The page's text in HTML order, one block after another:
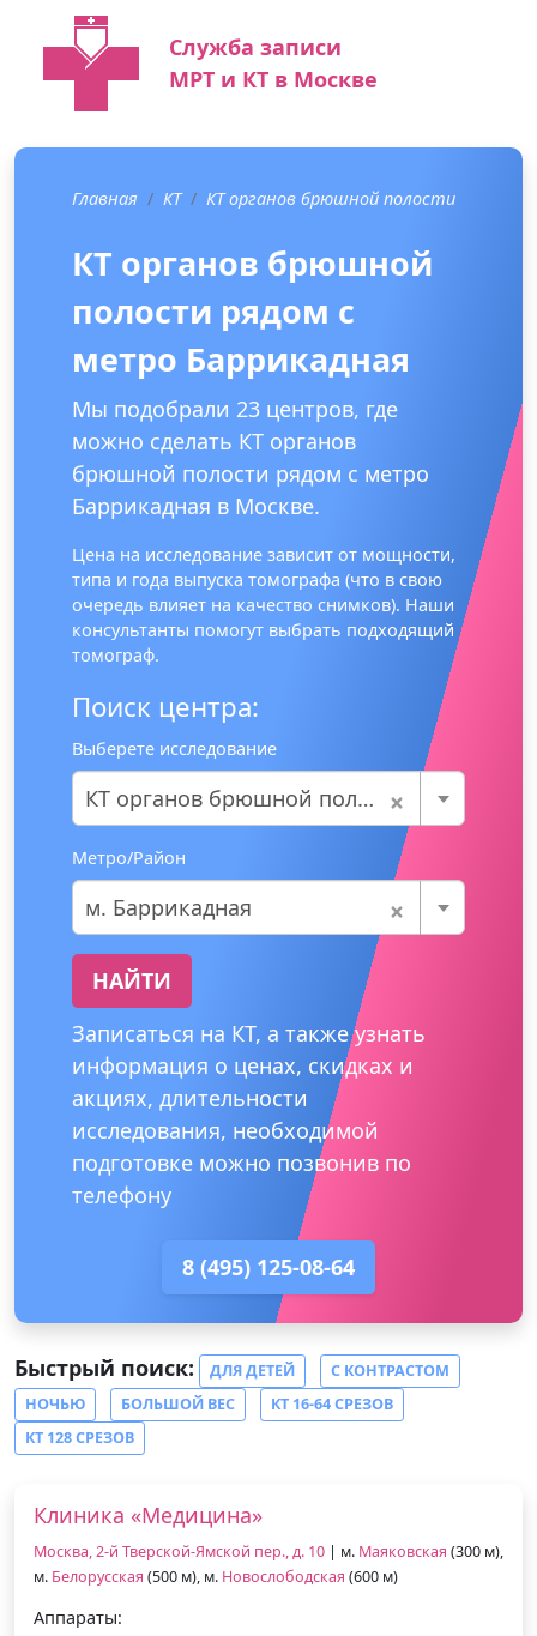
Служба записи
МРТ и КТ в Москве
Главная КТ КТ органов брюшной полости
КТ органов брюшной
полости рядом с
метро Баррикадная
Мы подобрали 23 центров, где
можно сделать КТ органов
брюшной полости рядом с метро
Баррикадная в Москве.
Цена на исследование зависит от мощности,
типа и года выпуска томографа (что в свою
очередь влияет на качество снимков). Наши
консультанты помогут выбрать подходящий
томограф.
Поиск центра:
Выберете исследование
×
КТ органов брюшной полости
Метро/Район
×
м. Баррикадная
НАЙТИ
Записаться на КТ, а также узнать
информация о ценах, скидках и
акциях, длительности
исследования, необходимой
подготовке можно позвонив по
телефону
8 (495) 125-08-64
Быстрый поиск: ДЛЯ ДЕТЕЙ
С КОНТРАСТОМ
НОЧЬЮ
БОЛЬШОЙ ВЕС
КТ 16-64 СРЕЗОВ
КТ 128 СРЕЗОВ
Клиника «Медицина»
Москва, 2-й Тверской-Ямской пер., д. 10 | м. Маяковская (300 м),
м. Белорусская (500 м), м. Новослободская (600 м)
Аппараты: